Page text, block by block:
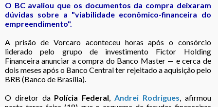
O BC avaliou que os documentos da compra deixaram
dúvidas sobre a "viabilidade econômico-financeira do
empreendimento".
A prisão de Vorcaro aconteceu horas após o consórcio
liderado pelo grupo de investimento Fictor Holding
Financeira anunciar a compra do Banco Master — e cerca de
dois meses após o Banco Central ter rejeitado a aquisição pelo
BRB (Banco de Brasília).
O diretor da Polícia Federal,Andrei Rodrigues, afirmou